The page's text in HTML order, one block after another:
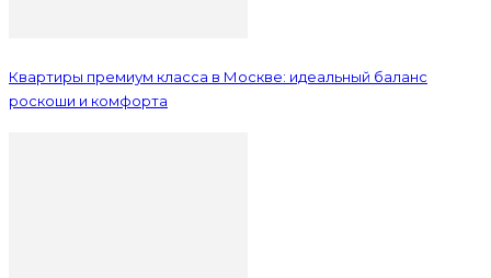
Квартиры премиум класса в Москве: идеальный баланс
роскоши и комфорта